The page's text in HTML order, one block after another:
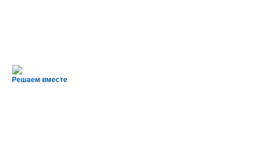
Решаем вместе